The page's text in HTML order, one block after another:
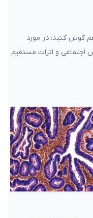
گوش کنید: در مورد
اجتماعی و اثرات مستقیم